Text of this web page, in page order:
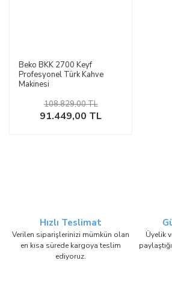
Beko BKK 2700 Keyf
Profesyonel Türk Kahve
Makinesi
91.449,00 TL
108.829,00 TL
Hızlı Teslimat
Verilen siparişlerinizi mümkün olan
en kısa sürede kargoya teslim
ediyoruz.
Üyelik